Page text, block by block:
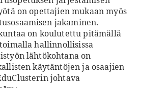
on opettajien mukaan myös
jakaminen.
on koulutettu pitämällä
hallinnollisissa
lähtökohtana on
käytäntöjen ja osaajien
johtava